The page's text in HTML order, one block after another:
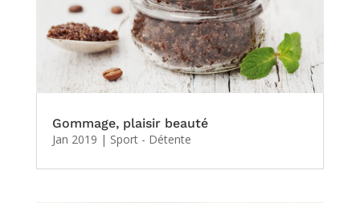
Gommage, plaisir beauté
Jan 2019 | Sport - Détente